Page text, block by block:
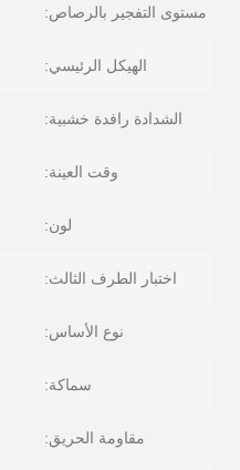
مستوى التفجير بالرصاص:
الهيكل الرئيسي:
الشدادة رافدة خشبية:
وقت العينة:
لون:
اختبار الطرف الثالث:
نوع الأساس:
سماكة:
مقاومة الحريق: